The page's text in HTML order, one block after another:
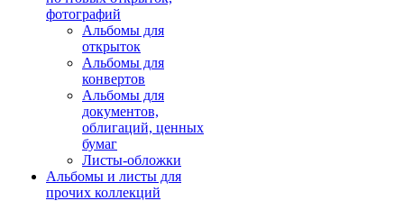
фотографий
Альбомы для
открыток
Альбомы для
конвертов
Альбомы для
документов,
облигаций, ценных
бумаг
Листы-обложки
Альбомы и листы для
прочих коллекций